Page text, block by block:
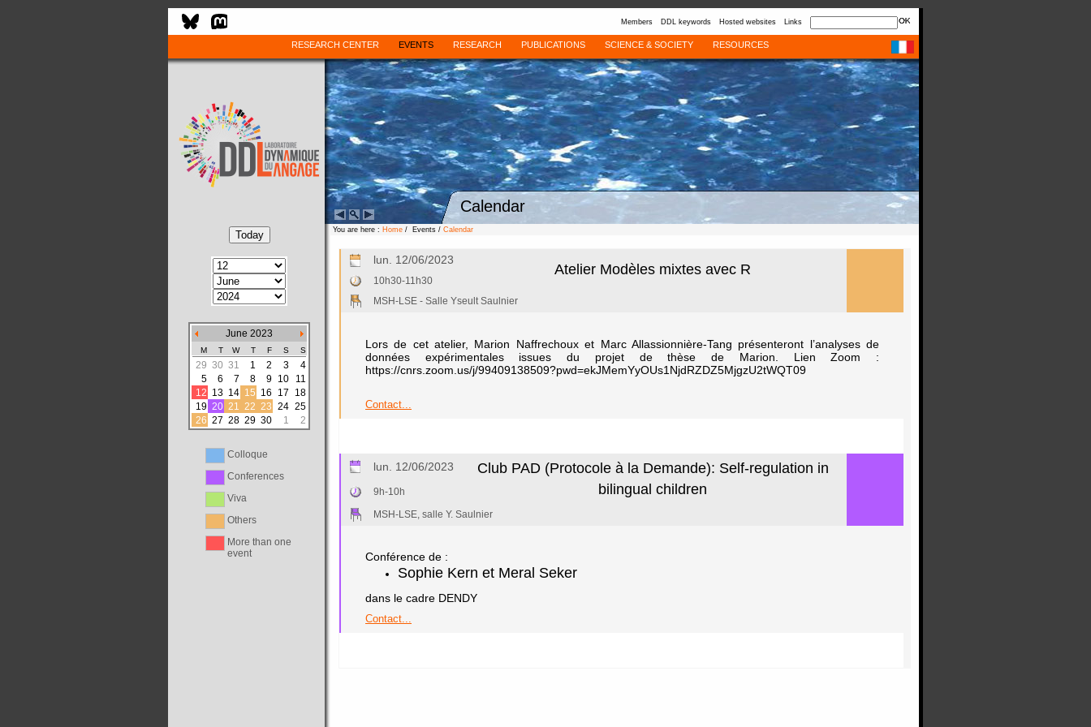
Members DDL keywords Hosted websites Links
RESEARCH CENTER EVENTS RESEARCH PUBLICATIONS SCIENCE & SOCIETY RESOURCES
Calendar
June 2023
M T W T F S S
29 30 31 1 2 3
4
5
6 7 8 9 10
11
12 13 14 15 16 17
18
19 20 21 22 23 24 25
26 27 28 29 30 1 2
Colloque
Conferences
Viva
Others
More than one
event
You are here : Home / Events / Calendar
lun. 12/06/2023
Atelier Modèles mixtes avec R
10h30-11h30
MSH-LSE - Salle Yseult Saulnier
Lors de cet atelier, Marion Naffrechoux et Marc Allassionnière-Tang présenteront l’analyses de
données expérimentales issues du projet de thèse de Marion. Lien Zoom :
https://cnrs.zoom.us/j/99409138509?pwd=ekJMemYyOUs1NjdRZDZ5MjgzU2tWQT09
Contact...
lun. 12/06/2023
Club PAD (Protocole à la Demande): Self-regulation in
bilingual children
9h-10h
MSH-LSE, salle Y. Saulnier
Conférence de :
Sophie Kern et Meral Seker
dans le cadre DENDY
Contact...